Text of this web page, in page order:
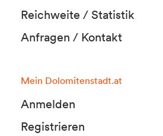
Reichweite / Statistik
Anfragen / Kontakt
Mein Dolomitenstadt.at
Anmelden
Registrieren